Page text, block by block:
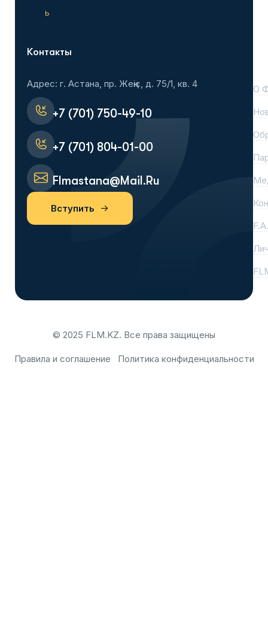
ь
Контакты
Адрес: г. Астана, пр. Жеңіс, д. 75/1, кв. 4
+7 (701) 750-49-10
+7 (701) 804-01-00
Flmastana@mail.ru
Вступить
О
© 2025 FLM.KZ. Все права защищены
Правила и соглашение Политика конфиденциальности